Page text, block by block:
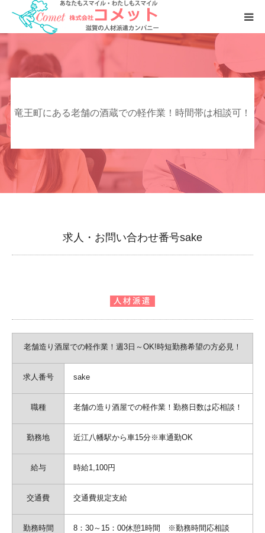
竜王町にある老舗の酒蔵での軽作業！時間帯は相談可！
求人・お問い合わせ番号sake
老舗造り酒屋での軽作業！週3日～OK!時短勤務希望の方必見！
求人番号 sake
職種 老舗の造り酒屋での軽作業！勤務日数は応相談！
勤務地 近江八幡駅から車15分※車通勤OK
給与 時給1,100円
交通費 交通費規定支給
勤務時間 8：30～15：00休憩1時間 ※勤務時間応相談
お仕事をおさがしの方へ
会社案内